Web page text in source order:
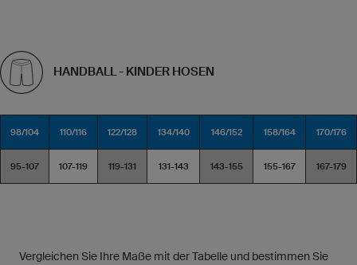
HANDBALL - KINDER HOSEN
98/104 110/116 122/128 134/140 146/152 158/164 170/176
95-107 107-119 119-131 131-143 143-155 155-167 167-179
Vergleichen Sie Ihre Maße mit der Tabelle und bestimmen Sie